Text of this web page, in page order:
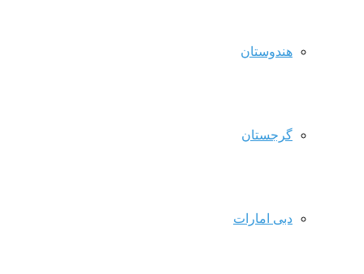
هندوستان
گرجستان
دبی امارات